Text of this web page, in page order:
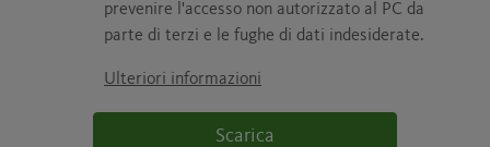
prevenire l'accesso non autorizzato al PC da
parte di terzi e le fughe di dati indesiderate.
Ulteriori informazioni
Scarica